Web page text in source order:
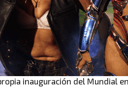
inauguración del Mundial